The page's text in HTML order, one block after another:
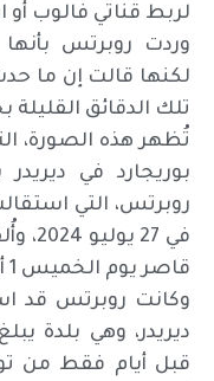
لربط قناتي فالوب
وردت روبرتس
لكنها قالت إن ما
تلك الدقائق
تُظهر هذه الصورة،
بوريجارد في ديريدر
روبرتس، التي
في
قاصر يوم الخميس 1 أغسطس. / AP
وكانت روبرتس قد